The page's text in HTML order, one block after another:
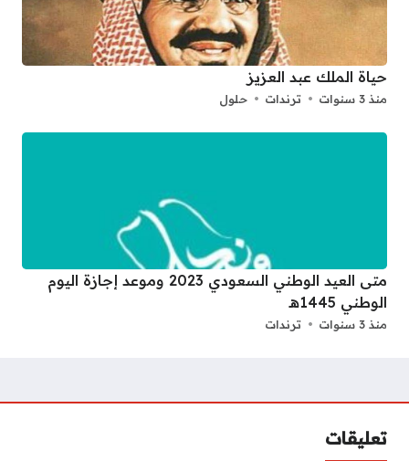
حياة الملك عبد العزيز
منذ 3 سنوات ترندات حلول
متى العيد الوطني السعودي 2023 وموعد إجازة اليوم
الوطني 1445هـ
منذ 3 سنوات ترندات
تعليقات